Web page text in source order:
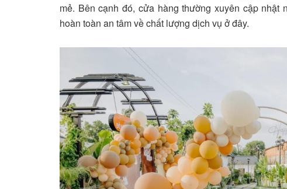
mẻ. Bên cạnh đó, cửa hàng thường xuyên cập
hoàn toàn an tâm về chất lượng dịch vụ ở đây.